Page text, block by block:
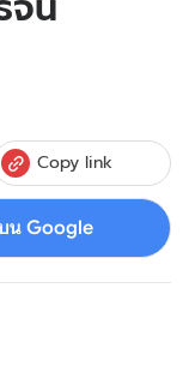
Copy link
น Google